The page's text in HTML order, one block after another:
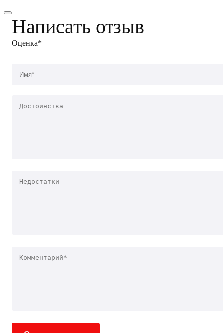
Написать отзыв
Оценка*